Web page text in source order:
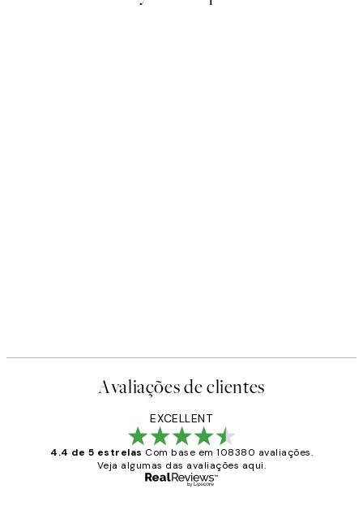
Avaliações de clientes
EXCELLENT
4.4 de 5 estrelas Com base em 108380 avaliações.
Veja algumas das avaliações aqui.